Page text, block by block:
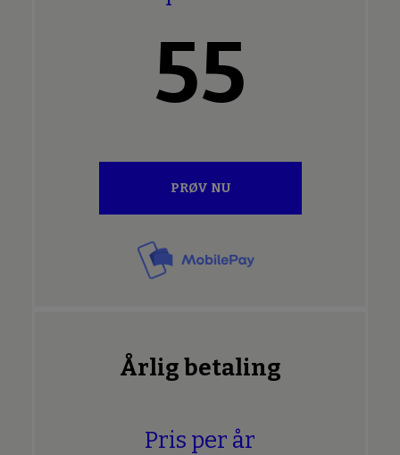
55
PRØV NU
Årlig betaling
Pris per år